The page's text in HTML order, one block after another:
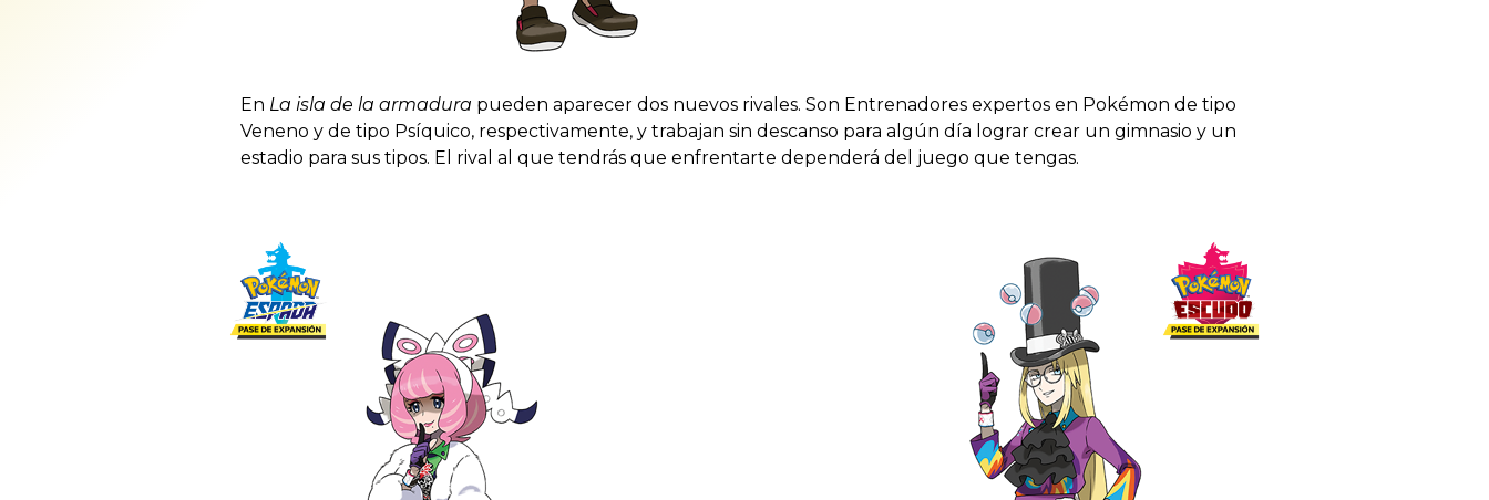
En La isla de la armadura pueden aparecer dos nuevos rivales. Son Entrenadores expertos en Pokémon de tipo
Veneno y de tipo Psíquico, respectivamente, y trabajan sin descanso para algún día lograr crear un gimnasio y un
estadio para sus tipos. El rival al que tendrás que enfrentarte dependerá del juego que tengas.